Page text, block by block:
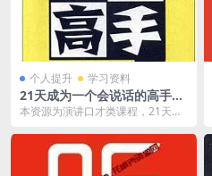
个人提升 学习资料
21天成为一个会说话的高手百
度云网盘下载[MP3/MP4/2.2
本资源为演讲口才类课程，21天成
载，7Z压缩包，下载...